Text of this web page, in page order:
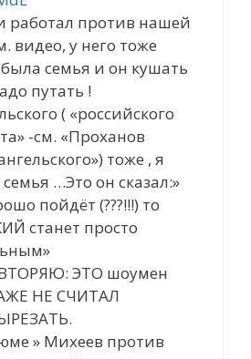
работал против нашей
видео, у него тоже
семья и он кушать
путать !
( «российского
-см. «Проханов
тоже , я
…Это он сказал:»
пойдёт (???!!!) то
станет просто
ЭТО шоумен
НЕ СЧИТАЛ
» Михеев против